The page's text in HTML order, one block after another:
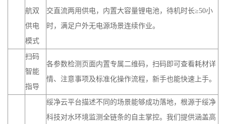
航双
供电
模式
交直流两用供电，内置大容量锂电池，待机时长≥50小
时，满足户外无电源场景连续作业。
扫码
智能
指导
各参数检测页面内置专属二维码，扫码即可查看耗材详
情、注意事项及标准化操作流程，新手也能快速上手。
绥净云平台描述不同的场景能够成功落地，根源于绥净
科技对水环境监测全链条的自主掌控。我们提供涵盖高